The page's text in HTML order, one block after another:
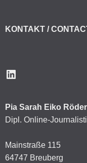
KONTAKT /
LinkedIn
Pia Sarah Eiko Röder
Dipl. Online-
Mainstraße 115
64747 Breuberg